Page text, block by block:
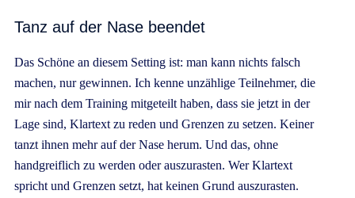
Tanz auf der Nase beendet
Das Schöne an diesem Setting ist: man kann nichts falsch
machen, nur gewinnen. Ich kenne unzählige Teilnehmer, die
mir nach dem Training mitgeteilt haben, dass sie jetzt in der
Lage sind, Klartext zu reden und Grenzen zu setzen. Keiner
tanzt ihnen mehr auf der Nase herum. Und das, ohne
handgreiflich zu werden oder auszurasten. Wer Klartext
spricht und Grenzen setzt, hat keinen Grund auszurasten.